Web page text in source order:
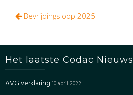
Bericht
Bevrijdingsloop 2025
Het laatste Codac Nieuws
AVG verklaring 10 april 2022